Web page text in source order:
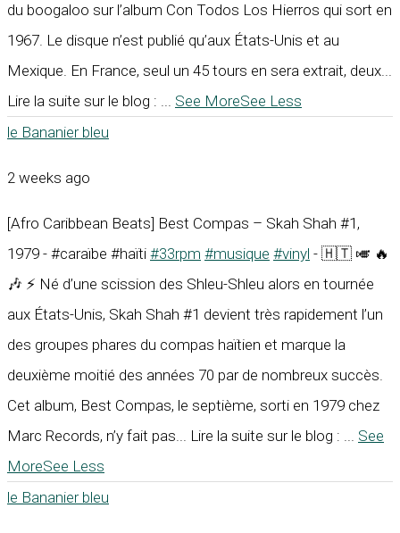
du boogaloo sur l’album Con Todos Los Hierros qui sort en
1967. Le disque n’est publié qu’aux États-Unis et au
Mexique. En France, seul un 45 tours en sera extrait, deux...
Lire la suite sur le blog : ... See MoreSee Less
le Bananier bleu
2 weeks ago
[Afro Caribbean Beats] Best Compas – Skah Shah #1,
1979 - #caraïbe #haïti #33rpm #musique #vinyl - 🇭🇹 🎺 🔥
🎶 ⚡ Né d’une scission des Shleu-Shleu alors en tournée
aux États-Unis, Skah Shah #1 devient très rapidement l’un
des groupes phares du compas haïtien et marque la
deuxième moitié des années 70 par de nombreux succès.
Cet album, Best Compas, le septième, sorti en 1979 chez
Marc Records, n’y fait pas... Lire la suite sur le blog : ... See
MoreSee Less
le Bananier bleu